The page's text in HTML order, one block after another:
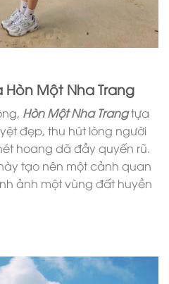
Một Nha Trang
Hòn Một Nha Trangtựa
đẹp, thu hút lòng người
hoang dã đầy quyến rũ.
tạo nên một cảnh quan
ảnh một vùng đất huyền